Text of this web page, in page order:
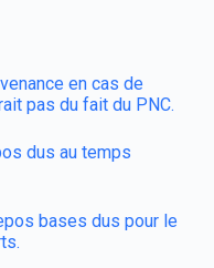
en cas de
pas du fait du PNC.
dus au temps
bases dus pour le